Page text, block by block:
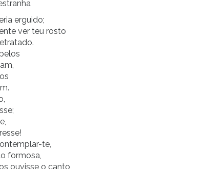
erguido;
ver teu rosto
te,
formosa,
ouvisse o canto,